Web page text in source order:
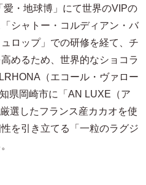
・地球博」にて世界のVIPの
シャトー・コルディアン・バ
ロップ」での研修を経て、チ
めるため、世界的なショコラ
（エコール・ヴァロー
県岡崎市に「AN LUXE（ア
選したフランス産カカオを使
を引き立てる「一粒のラグジ